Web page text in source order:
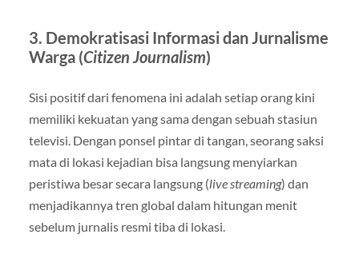
3. Demokratisasi Informasi dan Jurnalisme
Warga (Citizen Journalism)
Sisi positif dari fenomena ini adalah setiap orang kini
memiliki kekuatan yang sama dengan sebuah stasiun
televisi. Dengan ponsel pintar di tangan, seorang saksi
mata di lokasi kejadian bisa langsung menyiarkan
peristiwa besar secara langsung (live streaming) dan
menjadikannya tren global dalam hitungan menit
sebelum jurnalis resmi tiba di lokasi.